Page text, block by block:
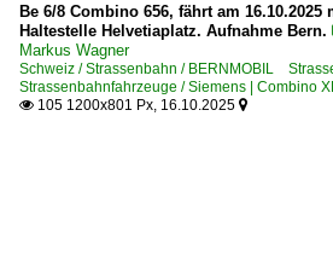
Be 6/8 Combino 656, fährt am
Haltestelle Helvetiaplatz. Aufnahme Bern.
Markus Wagner
Schweiz / Strassenbahn / BERNMOBIL
Strassenbahnfahrzeuge / Siemens | Combino
 105 1200x801 Px, 16.10.2025 